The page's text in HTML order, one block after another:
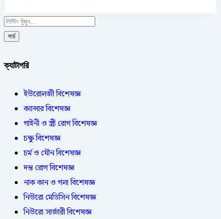
সার্চ
ক্যাটাগরি
ইউরোলজী বিশেষজ্ঞ
ক্যান্সার বিশেষজ্ঞ
গাইনী ও স্ত্রী রোগ বিশেষজ্ঞ
চক্ষু বিশেষজ্ঞ
চর্ম ও যৌন বিশেষজ্ঞ
দন্ত রোগ বিশেষজ্ঞ
নাক কান ও গলা বিশেষজ্ঞ
নিউরো মেডিসিন বিশেষজ্ঞ
নিউরো সার্জারী বিশেষজ্ঞ